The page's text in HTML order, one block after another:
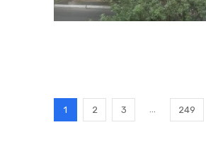
1 2 3 249